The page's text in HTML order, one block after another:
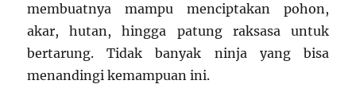
membuatnya mampu menciptakan pohon,
akar, hutan, hingga patung raksasa untuk
bertarung. Tidak banyak ninja yang bisa
menandingi kemampuan ini.